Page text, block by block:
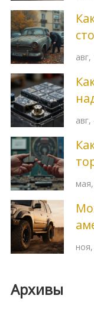
авг,
и
авг,
Архивы